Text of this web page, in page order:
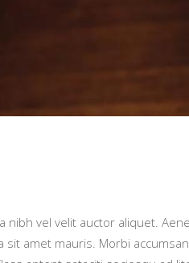
nibh vel velit auctor aliquet.
sit amet mauris. Morbi